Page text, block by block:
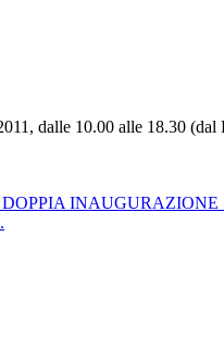
dalle 10.00 alle 18.30 (dal
INAUGURAZIONE